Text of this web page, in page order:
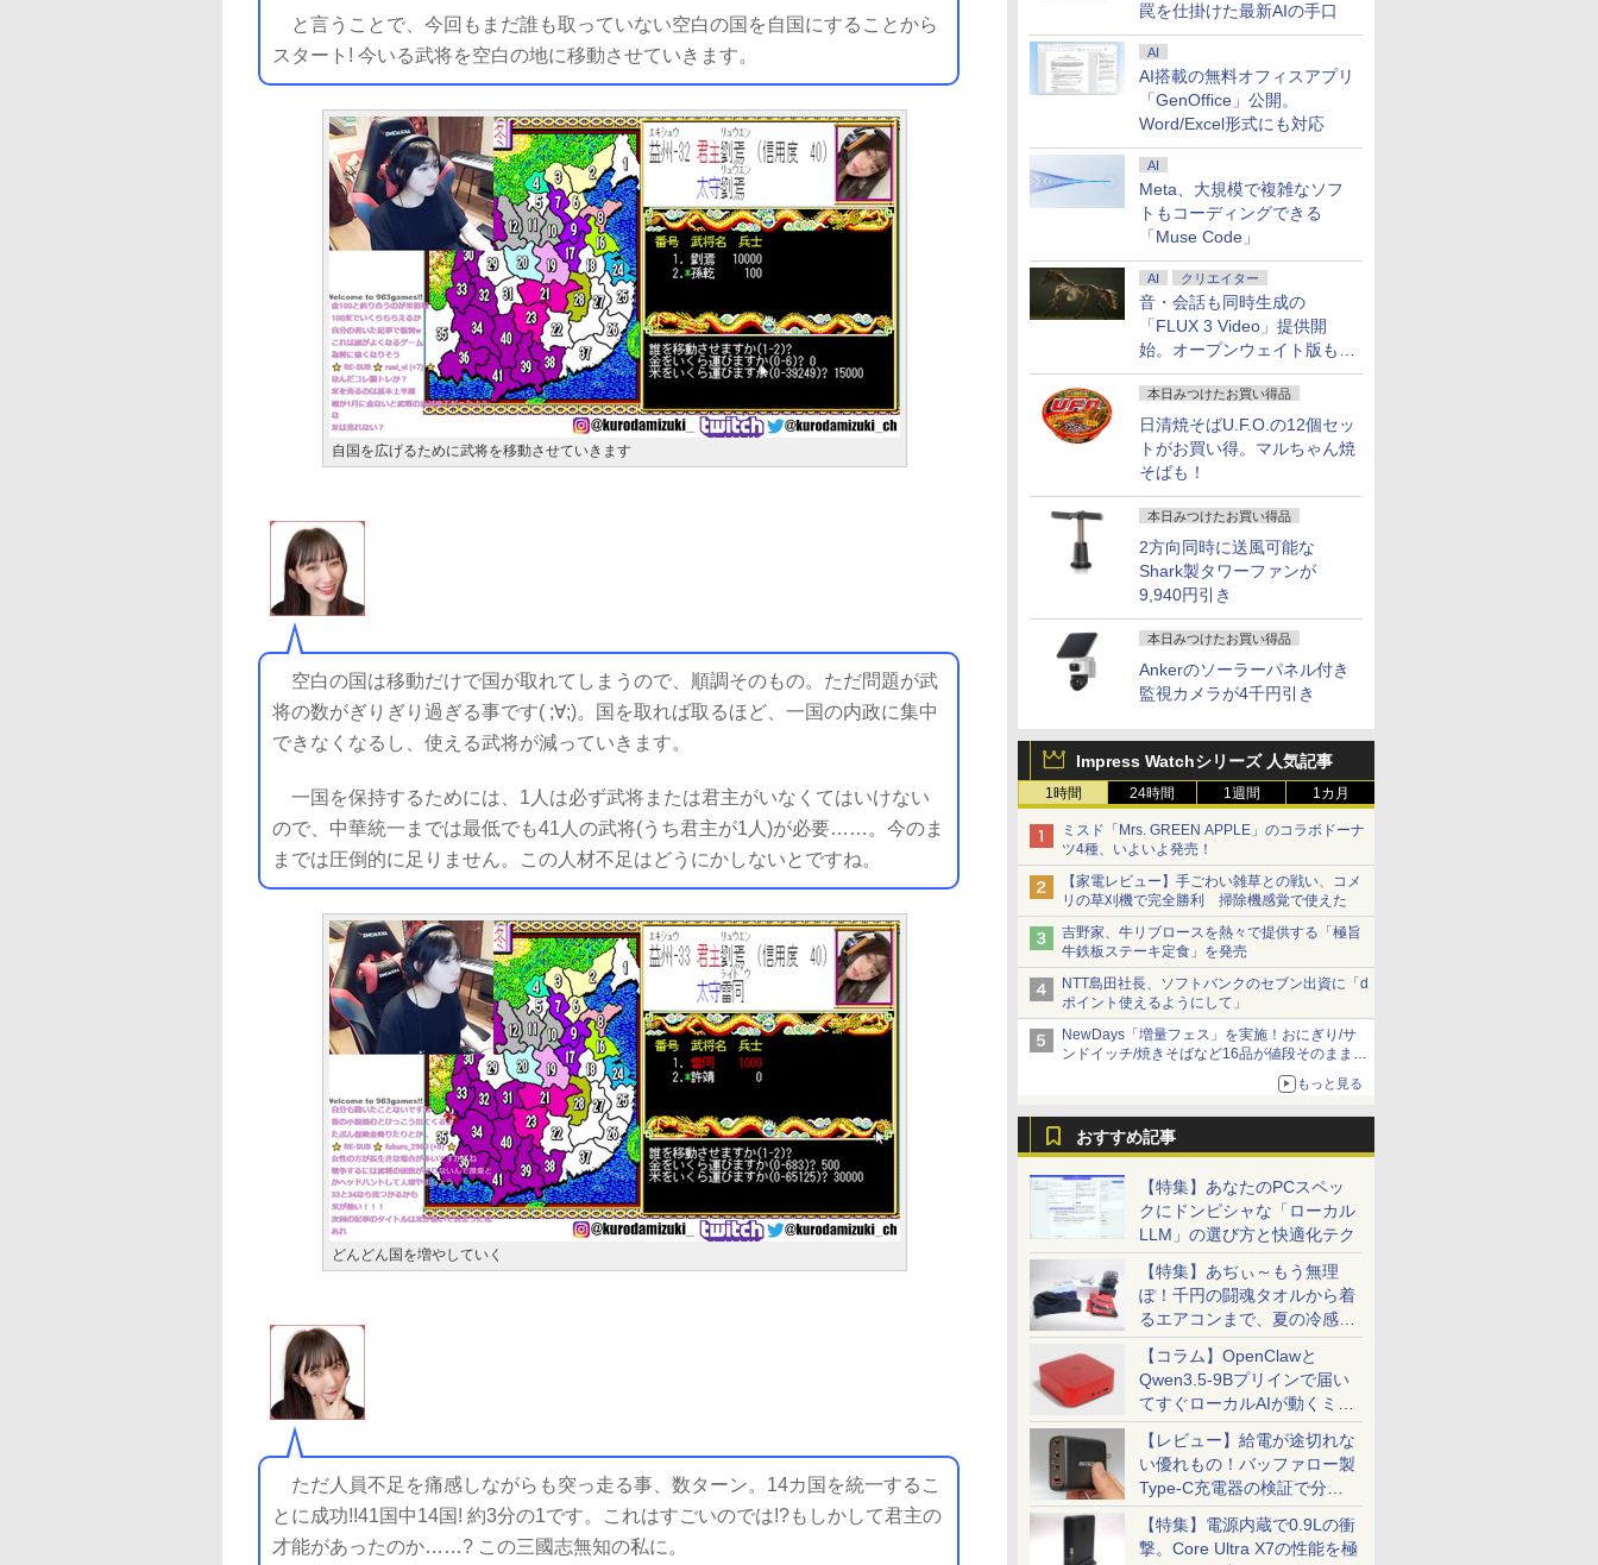
罠を仕掛けた最新AIの手口
AI
AI搭載の無料オフィスアプリ
「GenOffice」公開。
Word/Excel形式にも対応
AI
Meta、大規模で複雑なソフ
トもコーディングできる
「Muse Code」
AI クリエイター
音・会話も同時生成の
「FLUX 3 Video」提供開
始。オープンウェイト版も計
画
本日みつけたお買い得品
日清焼そばU.F.O.の12個セッ
トがお買い得。マルちゃん焼
そばも！
本日みつけたお買い得品
2方向同時に送風可能な
Shark製タワーファンが
9,940円引き
本日みつけたお買い得品
Ankerのソーラーパネル付き
監視カメラが4千円引き
Impress Watchシリーズ 人気記事
1時間 24時間 1週間 1カ月
ミスド「Mrs. GREEN APPLE」のコラボドーナ
ツ4種、いよいよ発売！
【家電レビュー】手ごわい雑草との戦い、コメ
リの草刈機で完全勝利 掃除機感覚で使えた
吉野家、牛リブロースを熱々で提供する「極旨
牛鉄板ステーキ定食」を発売
NTT島田社長、ソフトバンクのセブン出資に「d
ポイント使えるようにして」
NewDays「増量フェス」を実施！おにぎり/サ
ンドイッチ/焼きそばなど16品が値段そのままで
もっと見る
おすすめ記事
【特集】あなたのPCスペッ
クにドンピシャな「ローカル
LLM」の選び方と快適化テク
【特集】あぢぃ～もう無理
ぽ！千円の闘魂タオルから着
るエアコンまで、夏の冷感グ
ッズ一挙紹介
【コラム】OpenClawと
Qwen3.5-9Bプリインで届い
てすぐローカルAIが動くミニ
PC「SER9 Pro」
【レビュー】給電が途切れな
い優れもの！バッファロー製
Type-C充電器の検証で分か
ったこと
【特集】電源内蔵で0.9Lの衝
撃。Core Ultra X7の性能を極
と言うことで、今回もまだ誰も取っていない空白の国を自国にすることから
スタート! 今いる武将を空白の地に移動させていきます。
自国を広げるために武将を移動させていきます
空白の国は移動だけで国が取れてしまうので、順調そのもの。ただ問題が武
将の数がぎりぎり過ぎる事です( ;∀;)。国を取れば取るほど、一国の内政に集中
できなくなるし、使える武将が減っていきます。
一国を保持するためには、1人は必ず武将または君主がいなくてはいけない
ので、中華統一までは最低でも41人の武将(うち君主が1人)が必要……。今のま
までは圧倒的に足りません。この人材不足はどうにかしないとですね。
どんどん国を増やしていく
ただ人員不足を痛感しながらも突っ走る事、数ターン。14カ国を統一するこ
とに成功!!41国中14国! 約3分の1です。これはすごいのでは!?もしかして君主の
才能があったのか……? この三國志無知の私に。